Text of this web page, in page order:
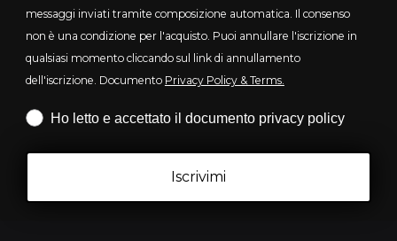
messaggi inviati tramite composizione automatica. Il consenso
non è una condizione per l'acquisto. Puoi annullare l'iscrizione in
qualsiasi momento cliccando sul link di annullamento
dell'iscrizione. Documento Privacy Policy & Terms.
Iscrizione obbligatoria
Ho letto e accettato il documento privacy policy
Iscrivimi